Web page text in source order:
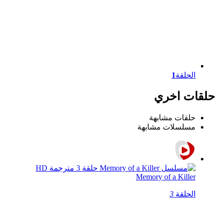
الحلقة1
حلقات اخري
حلقات مشابهة
مسلسلات مشابهة
Memory of a Killer
الحلقة 3